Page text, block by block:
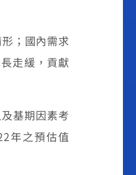
；國內需求
走緩，貢獻
基期因素考
年之預估值